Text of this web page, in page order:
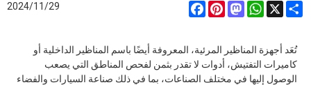
Share
FacebookPinterest
Mastodon
WhatsApp X
2024/11/29
تُعَد أجهزة المناظير المرئية، المعروفة أيضًا باسم المناظير الداخلية أو
كاميرات التفتيش، أدوات لا تقدر بثمن لفحص المناطق التي يصعب
الوصول إليها في مختلف الصناعات، بما في ذلك صناعة السيارات والفضاء